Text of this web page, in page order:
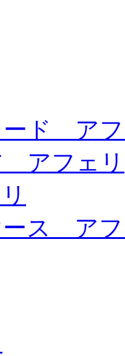
ード ア
アフェリ
ース ア